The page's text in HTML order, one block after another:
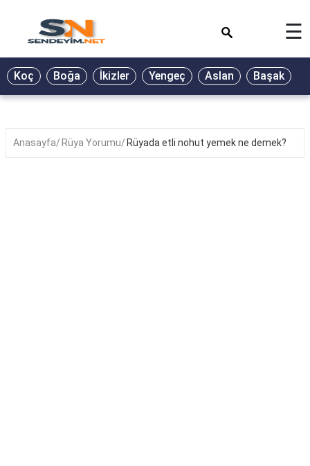
BİYOGRAFİ
GALERİ
☰
Koç Boğa İkizler Yengeç Aslan Başak
Anasayfa Rüya Yorumu Rüyada etli nohut yemek ne demek?